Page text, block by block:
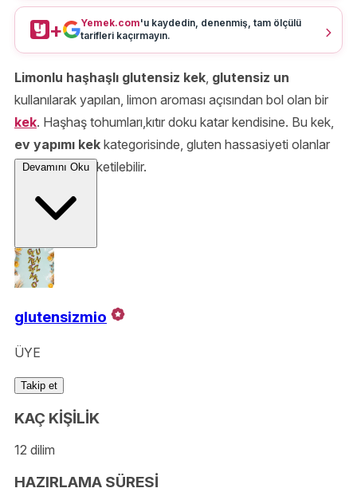
+ Yemek.com'u kaydedin, denenmiş, tam ölçülü
tarifleri kaçırmayın.
Limonlu haşhaşlı glutensiz kek, glutensiz un
kullanılarak yapılan, limon aroması açısından bol olan bir
kek. Haşhaş tohumları,kıtır doku katar kendisine. Bu kek,
ev yapımı kek kategorisinde, gluten hassasiyeti olanlar
için güvenle tüketilebilir.
Devamını Oku
glutensizmio
ÜYE
Takip et
KAÇ KİŞİLİK
12 dilim
HAZIRLAMA SÜRESİ